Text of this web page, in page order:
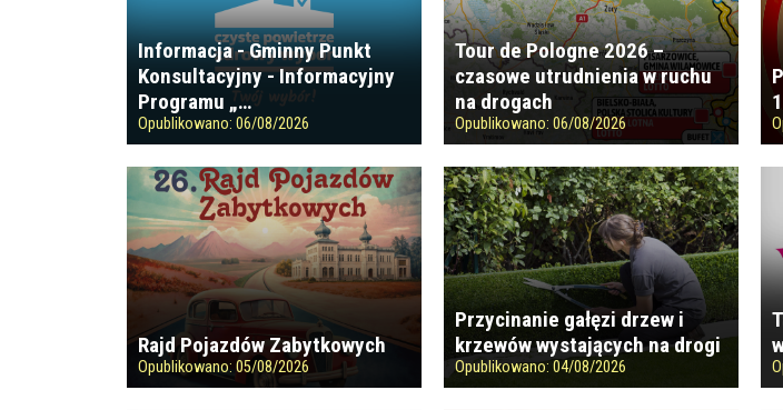
Informacja - Gminny Punkt
Konsultacyjny - Informacyjny
Programu „…
Opublikowano: 06/08/2026
Tour de Pologne 2026 –
czasowe utrudnienia w ruchu
na drogach
Opublikowano:06/08/2026
Rajd Pojazdów Zabytkowych
Opublikowano: 05/08/2026
Przycinanie gałęzi drzew i
krzewów wystających na drogi
Opublikowano:04/08/2026